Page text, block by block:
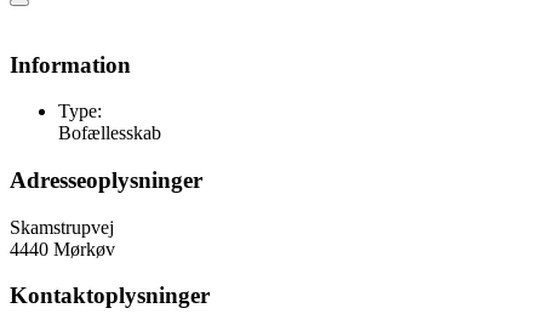
Information
Type:
Bofællesskab
Adresseoplysninger
Skamstrupvej
4440 Mørkøv
Kontaktoplysninger